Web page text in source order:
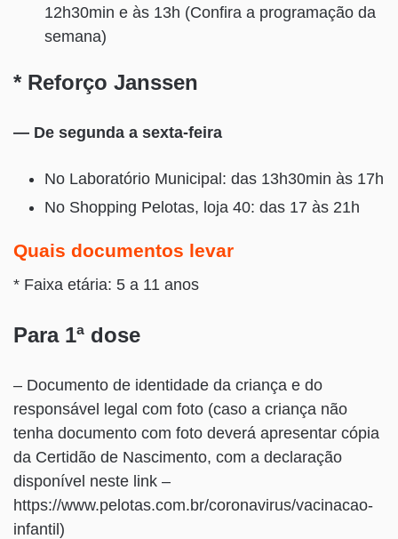
12h30min e às 13h (Confira a programação da
semana)
* Reforço Janssen
— De segunda a sexta-feira
No Laboratório Municipal: das 13h30min às 17h
No Shopping Pelotas, loja 40: das 17 às 21h
Quais documentos levar
* Faixa etária: 5 a 11 anos
Para 1ª dose
– Documento de identidade da criança e do
responsável legal com foto (caso a criança não
tenha documento com foto deverá apresentar cópia
da Certidão de Nascimento, com a declaração
disponível neste link –
https://www.pelotas.com.br/coronavirus/vacinacao-
infantil)